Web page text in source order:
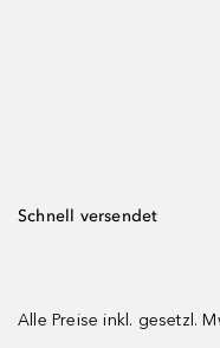
Schnell versendet
Alle Preise inkl. gesetzl.